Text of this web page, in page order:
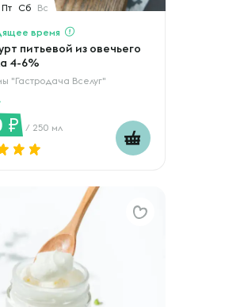
Пт Сб Вс
время
питьевой из овечьего
4-6%
"Гастродача Вселуг"
/ 250 мл